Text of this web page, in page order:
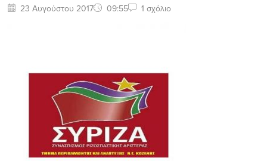
23 Αυγούστου 2017 09:55 1 σχόλιο